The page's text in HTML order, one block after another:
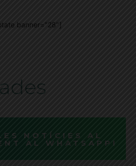
banner="28"]
NOTÍCIES AL
AL WHATSAPP!